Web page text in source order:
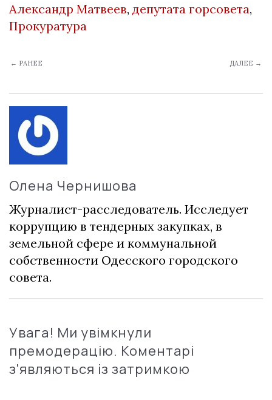
Александр Матвеев, депутата горсовета,
Прокуратура
← РАНЕЕ ДАЛЕЕ →
Олена Чернишова
Журналист-расследователь. Исследует
коррупцию в тендерных закупках, в
земельной сфере и коммунальной
собственности Одесского городского
совета.
Увага! Ми увімкнули
премодерацію. Коментарі
з'являються із затримкою